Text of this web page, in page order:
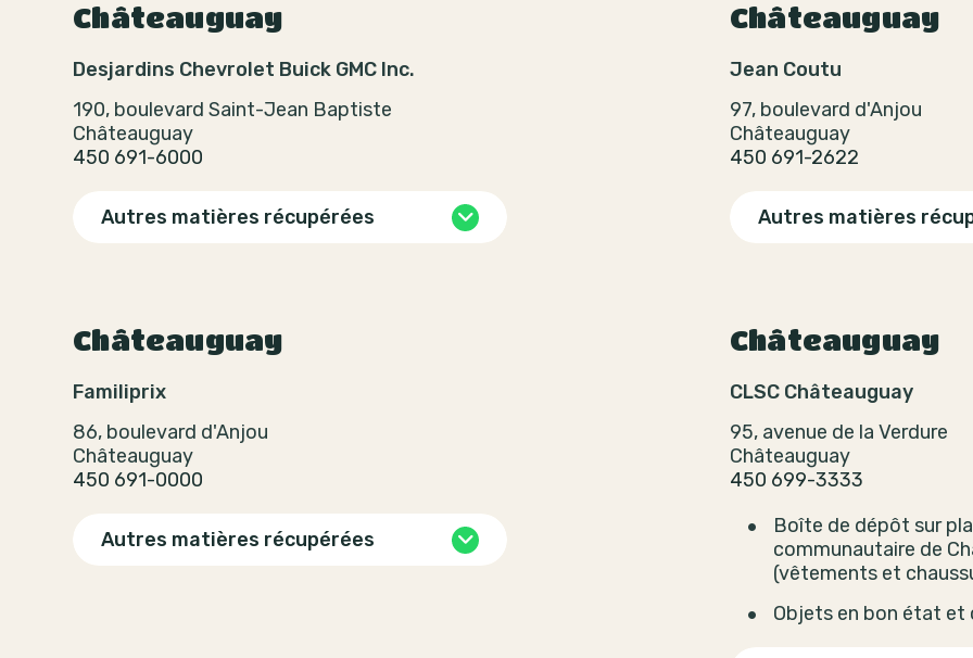
Châteauguay
Desjardins Chevrolet Buick GMC Inc.
190, boulevard Saint-Jean Baptiste
Châteauguay
450 691-6000
Autres matières récupérées
Châteauguay
Jean Coutu
97, boulevard d'Anjou
Châteauguay
450 691-2622
Autres matières
Châteauguay
Familiprix
86, boulevard d'Anjou
Châteauguay
450 691-0000
Autres matières récupérées
Châteauguay
CLSC Châteauguay
95, avenue de la Verdure
Châteauguay
450 699-3333
Boîte de dépôt sur
communautaire de
(vêtements et
Objets en bon état